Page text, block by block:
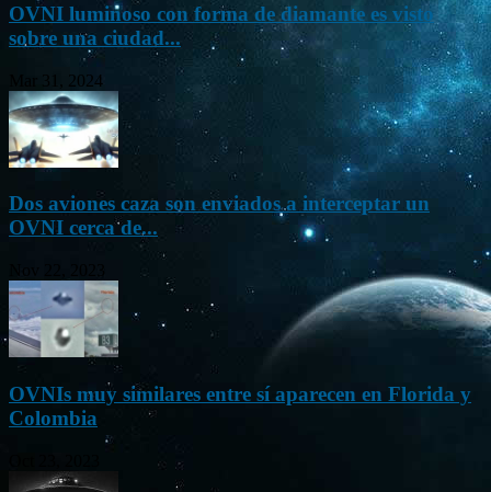
OVNI luminoso con forma de diamante es visto
sobre una ciudad...
Mar 31, 2024
Dos aviones caza son enviados a interceptar un
OVNI cerca de...
OVNIs muy similares entre sí aparecen en Florida y
Colombia